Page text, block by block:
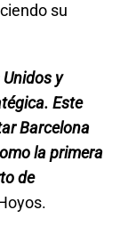
su
y
Este
Barcelona
la primera
de